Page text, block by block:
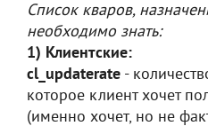
Список кваров,
необходимо знать:
1) Клиентские:
cl_updaterate -
которое клиент хочет
(именно хочет, но не